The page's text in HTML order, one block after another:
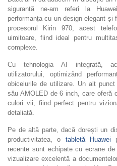
siguranță ne-am referi la
performanța cu un design elegant
procesorul Kirin 970, acest
uimitoare, fiind ideal pentru
complexe.
Cu tehnologia AI integrată,
utilizatorului, optimizând
obiceiurile de utilizare. Un alt
său AMOLED de 6 inch, care oferă
culori vii, fiind perfect pentru
detaliată.
Pe de altă parte, dacă dorești un
productivitatea, o tabletă Huawei
recente sunt echipate cu ecrane
vizualizare excelentă a